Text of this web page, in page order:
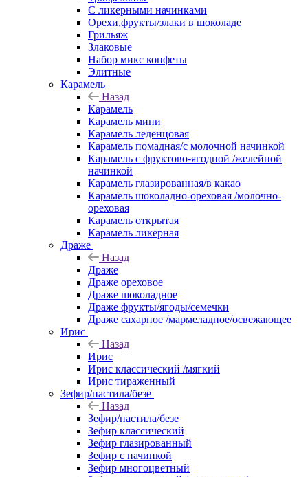
С ликерными начинками
Орехи,фрукты/злаки в шоколаде
Грильяж
Злаковые
Набор микс конфеты
Элитные
Карамель
Назад
Карамель
Карамель мини
Карамель леденцовая
Карамель помадная/с молочной начинкой
Карамель с фруктово-ягодной /желейной
начинкой
Карамель глазированная/в какао
Карамель шоколадно-ореховая /молочно-
ореховая
Карамель открытая
Карамель ликерная
Драже
Назад
Драже
Драже ореховое
Драже шоколадное
Драже фрукты/ягоды/семечки
Драже сахарное /мармеладное/освежающее
Ирис
Назад
Ирис
Ирис классический /мягкий
Ирис тираженный
Зефир/пастила/безе
Назад
Зефир/пастила/безе
Зефир классический
Зефир глазированный
Зефир с начинкой
Зефир многоцветный